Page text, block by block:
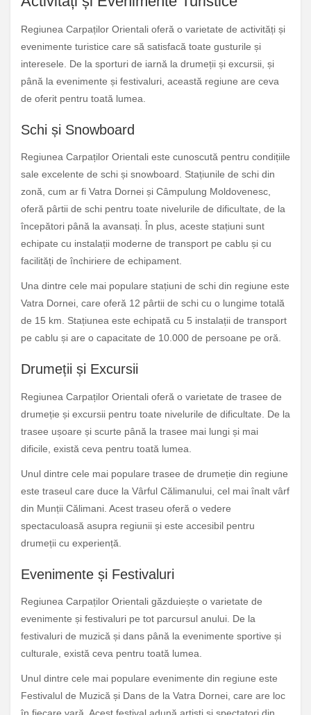
Regiunea Carpaților Orientali oferă o varietate de activități și
evenimente turistice care să satisfacă toate gusturile și
interesele. De la sporturi de iarnă la drumeții și excursii, și
până la evenimente și festivaluri, această regiune are ceva
de oferit pentru toată lumea.
Schi și Snowboard
Regiunea Carpaților Orientali este cunoscută pentru condițiile
sale excelente de schi și snowboard. Stațiunile de schi din
zonă, cum ar fi Vatra Dornei și Câmpulung Moldovenesc,
oferă pârtii de schi pentru toate nivelurile de dificultate, de la
începători până la avansați. În plus, aceste stațiuni sunt
echipate cu instalații moderne de transport pe cablu și cu
facilități de închiriere de echipament.
Una dintre cele mai populare stațiuni de schi din regiune este
Vatra Dornei, care oferă 12 pârtii de schi cu o lungime totală
de 15 km. Stațiunea este echipată cu 5 instalații de transport
pe cablu și are o capacitate de 10.000 de persoane pe oră.
Drumeții și Excursii
Regiunea Carpaților Orientali oferă o varietate de trasee de
drumeție și excursii pentru toate nivelurile de dificultate. De la
trasee ușoare și scurte până la trasee mai lungi și mai
dificile, există ceva pentru toată lumea.
Unul dintre cele mai populare trasee de drumeție din regiune
este traseul care duce la Vârful Călimanului, cel mai înalt vârf
din Munții Călimani. Acest traseu oferă o vedere
spectaculoasă asupra regiunii și este accesibil pentru
drumeții cu experiență.
Evenimente și Festivaluri
Regiunea Carpaților Orientali găzduiește o varietate de
evenimente și festivaluri pe tot parcursul anului. De la
festivaluri de muzică și dans până la evenimente sportive și
culturale, există ceva pentru toată lumea.
Unul dintre cele mai populare evenimente din regiune este
Festivalul de Muzică și Dans de la Vatra Dornei, care are loc